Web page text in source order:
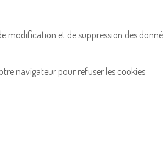
modification et de suppression des
navigateur pour refuser les cookies